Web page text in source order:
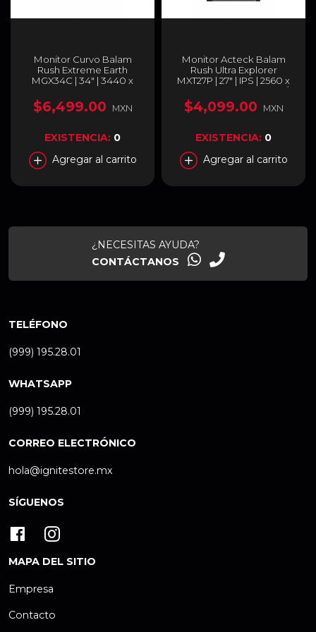
Monitor Curvo Balam
Rush Extreme Earth
MGX34C | 34" | 3440 x
| 1 ms | 1500R | FreeSync |
HDMI 2.1 / DisplayPort 1.4 /
| BR-938655
$6,499.00 MXN
EXISTENCIA: 0
Agregar al carrito
Monitor Acteck Balam
Rush Ultra Explorer
MXT27P | 27" | IPS | 2560 x
1440 (QHD) | DP 165 Hz /
HDMI 144 Hz | 1 ms |
FreeSync / HDR | Bocinas
DisplayPort / USB-A / Jack
3.5 mm | Negro | BR-
940719
$4,099.00 MXN
EXISTENCIA: 0
Agregar al carrito
¿NECESITAS AYUDA?
CONTÁCTANOS
TELÉFONO
(999) 195.28.01
WHATSAPP
(999) 195.28.01
CORREO ELECTRÓNICO
hola@ignitestore.mx
SÍGUENOS
MAPA DEL SITIO
Empresa
Contacto